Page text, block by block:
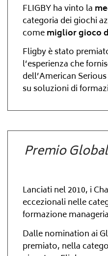
Premio
Lanciati nel 2010, i
eccezionali nelle
formazione
Dalle nomination ai
premiato, nella
FLIGBY ha vinto la
categoria dei giochi
comemiglior gioco
Fligby è stato
l’esperienza che
dell’American
su soluzioni di